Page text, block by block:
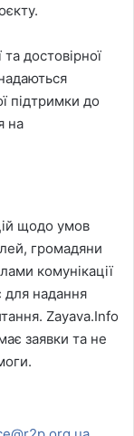
достовірної
підтримки до
на
щодо умов
громадяни
комунікації
для надання
Zayava.Info
заявки та не